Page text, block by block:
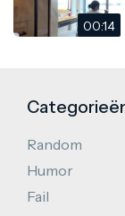
00:14
Random
Humor
Fail